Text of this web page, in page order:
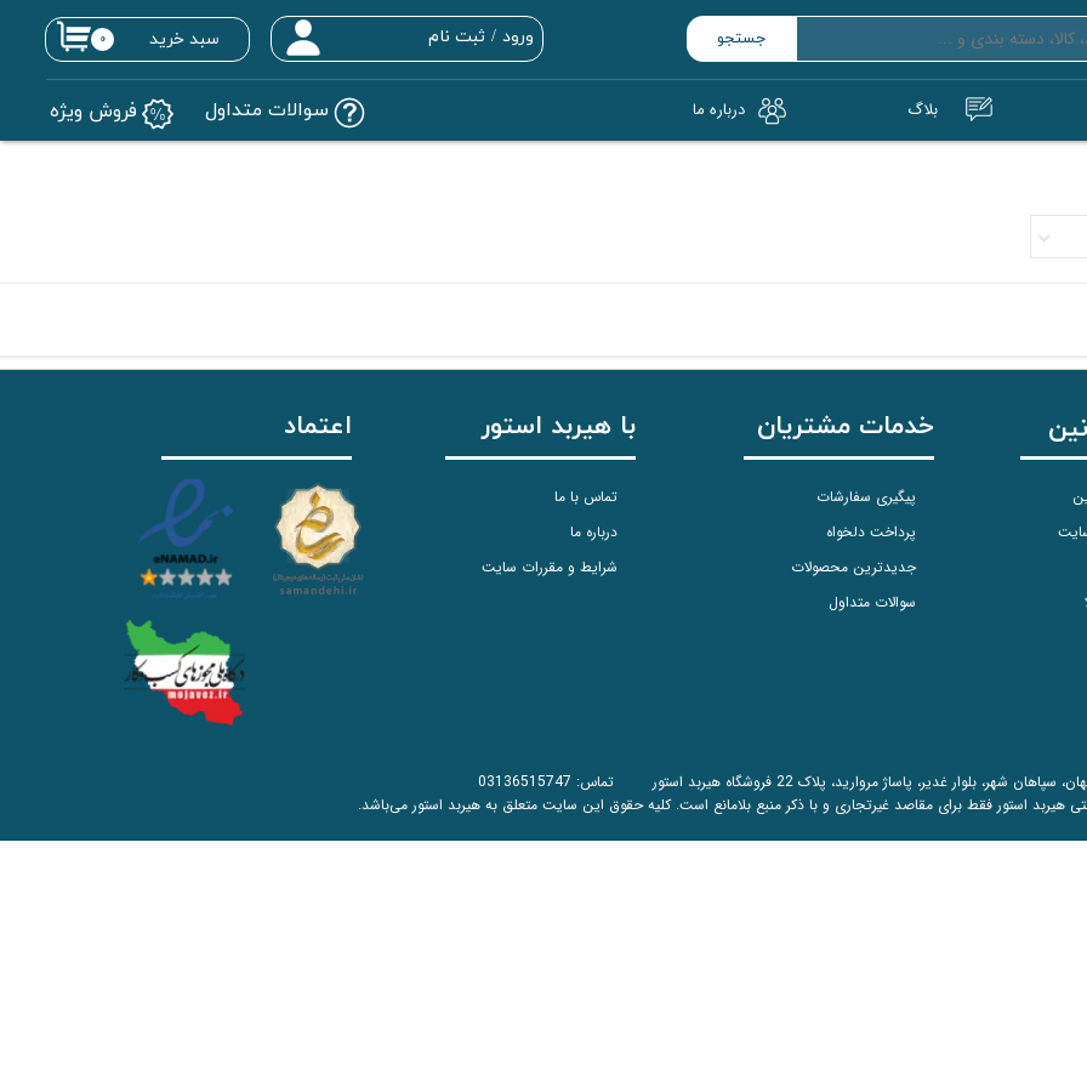
جستجو
بلاگ درباره‌ ما
ورود / ثبت نام ۰ سبد خرید
سوالات متداول فروش ویژه
خدمات مشتریان
پیگیری سفارشات
پرداخت دلخواه
جدیدترین محصولات
سوالات متداول
با هیربد استور
تماس با ما
درباره ما
شرایط و مقررات سایت
اعتماد
شهر، بلوار غدیر، پاساژ مروارید، پلاک 22 فروشگاه هیربد استور تماس:
03136515747
هیربد استور فقط برای مقاصد غیرتجاری و با ذکر منبع بلامانع است. کلیه حقوق این سایت متعلق به هیربد استور می‌باشد.​​​​​​​